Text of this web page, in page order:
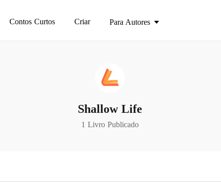
Contos Curtos Criar Para Autores
Shallow Life
1 Livro Publicado